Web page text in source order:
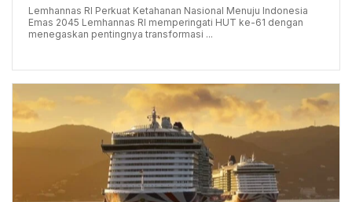
Lemhannas RI Perkuat Ketahanan Nasional Menuju Indonesia
Emas 2045 Lemhannas RI memperingati HUT ke-61 dengan
menegaskan pentingnya transformasi ...